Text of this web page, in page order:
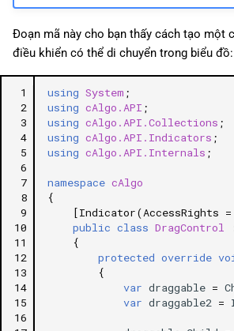
Đoạn mã này cho bạn thấy cách tạo một
điều khiển có thể di chuyển trong biểu đồ:
1
2
3
4
5
6
7
8
9
10
11
12
13
14
15
16
using System ;
using cAlgo.API ;
using cAlgo.API.Collections ;
using cAlgo.API.Indicators ;
using cAlgo.API.Internals ;
namespace cAlgo
{
[Indicator(AccessRights =
public class DragControl
{
protected override
{
var draggable =
var draggable2 =